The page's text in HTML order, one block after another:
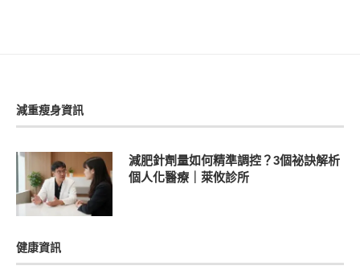
減重瘦身資訊
減肥針劑量如何精準調控？3個祕訣解析
個人化醫療｜萊攸診所
健康資訊